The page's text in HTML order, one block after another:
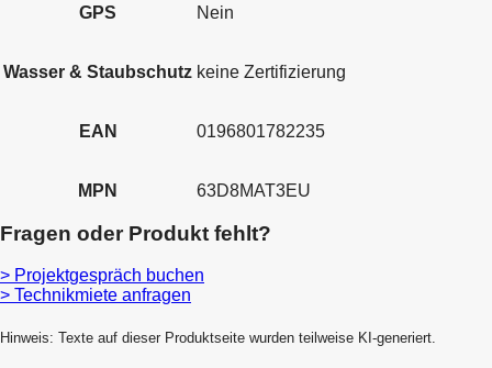
GPS Nein
Wasser & Staubschutz keine Zertifizierung
EAN 0196801782235
MPN 63D8MAT3EU
Fragen oder Produkt fehlt?
> Projektgespräch buchen
> Technikmiete anfragen
Hinweis: Texte auf dieser Produktseite wurden teilweise KI-generiert.